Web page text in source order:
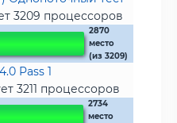
3209 процессоров
2870
место
(из 3209)
Pass 1
3211 процессоров
2734
место